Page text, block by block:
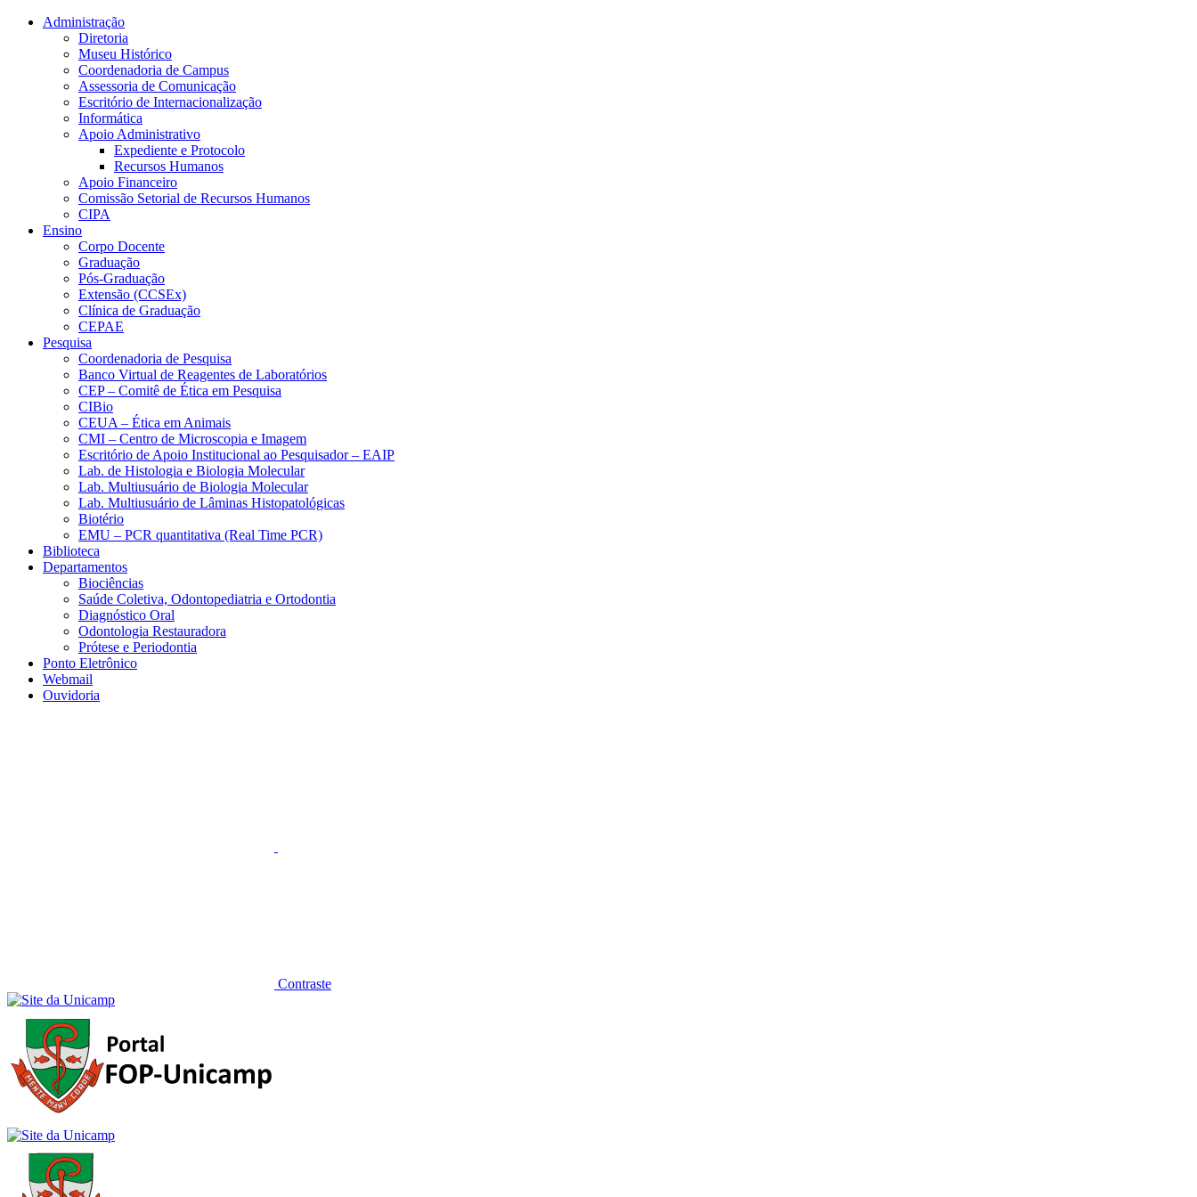
Conteúdo principal Menu principal
Administração
Diretoria
Museu Histórico
Coordenadoria de Campus
Assessoria de Comunicação
Escritório de Internacionalização
Informática
Apoio Administrativo
Expediente e Protocolo
Recursos Humanos
Apoio Financeiro
Comissão Setorial de Recursos Humanos
CIPA
Ensino
Corpo Docente
Graduação
Pós-Graduação
Extensão (CCSEx)
Clínica de Graduação
CEPAE
Pesquisa
Coordenadoria de Pesquisa
Banco Virtual de Reagentes de Laboratórios
CEP – Comitê de Ética em Pesquisa
CIBio
CEUA – Ética em Animais
CMI – Centro de Microscopia e Imagem
Escritório de Apoio Institucional ao Pesquisador – EAIP
Lab. de Histologia e Biologia Molecular
Lab. Multiusuário de Biologia Molecular
Lab. Multiusuário de Lâminas Histopatológicas
Biotério
EMU – PCR quantitativa (Real Time PCR)
Biblioteca
Departamentos
Biociências
Saúde Coletiva, Odontopediatria e Ortodontia
Diagnóstico Oral
Odontologia Restauradora
Prótese e Periodontia
Ponto Eletrônico
Webmail
Ouvidoria
Contraste